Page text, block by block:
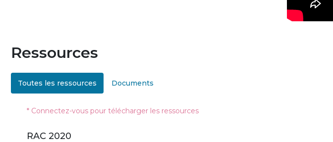
Ressources
Toutes les ressources Documents
* Connectez-vous pour télécharger les ressources
RAC 2020